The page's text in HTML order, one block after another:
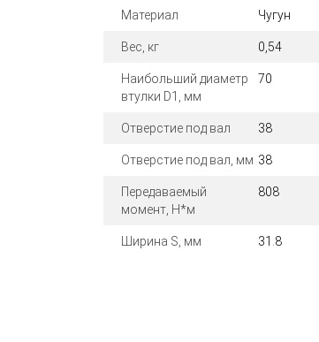
Материал Чугун
Вес, кг 0,54
Наибольший диаметр
втулки D1, мм
70
Отверстие под вал 38
Отверстие под вал, мм 38
Передаваемый
момент, Н*м
808
Ширина S, мм 31.8